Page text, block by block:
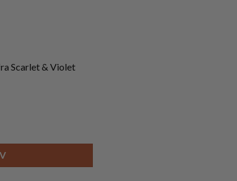
Scarlet & Violet